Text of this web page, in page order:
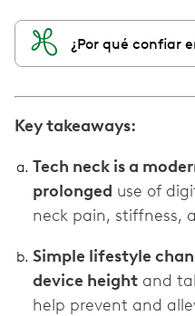
¿Por qué confiar
Key takeaways:
Tech neck is a
prolonged use of
neck pain, stiffness,
Simple lifestyle
device height and
help prevent and